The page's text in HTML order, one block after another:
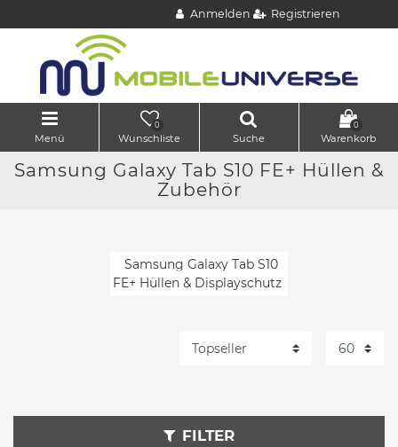
Anmelden Registrieren
Menü
0
Wunschliste Suche
0
Warenkorb
Samsung Galaxy Tab S10 FE+ Hüllen &
Zubehör
Samsung Galaxy Tab S10
FE+ Hüllen & Displayschutz
FILTER